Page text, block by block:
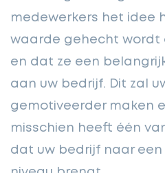
medewerkers het idee
waarde gehecht wordt
en dat ze een
aan uw bedrijf. Dit zal
gemotiveerder maken
misschien heeft één
dat uw bedrijf naar